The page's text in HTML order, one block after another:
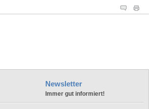
Newsletter
Immer gut informiert!